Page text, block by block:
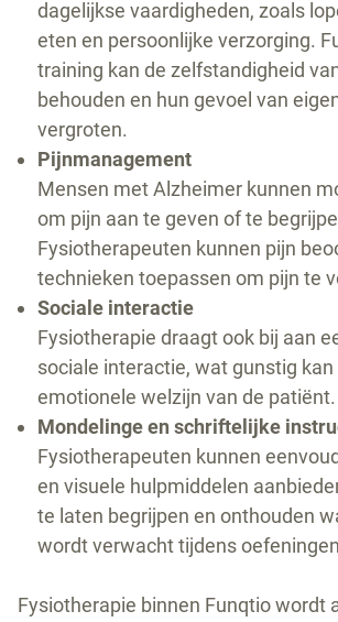
dagelijkse vaardigheden, zoals
eten en persoonlijke verzorging.
training kan de zelfstandigheid
behouden en hun gevoel van
vergroten.
Pijnmanagement
Mensen met Alzheimer kunnen
om pijn aan te geven of te
Fysiotherapeuten kunnen pijn
technieken toepassen om pijn te
Sociale interactie
Fysiotherapie draagt ook bij aan
sociale interactie, wat gunstig
emotionele welzijn van de patiënt.
Mondelinge en schriftelijke
Fysiotherapeuten kunnen
en visuele hulpmiddelen
te laten begrijpen en onthouden
wordt verwacht tijdens
Fysiotherapie binnen Funqtio wordt